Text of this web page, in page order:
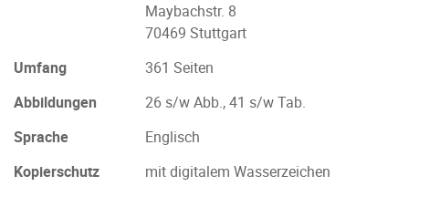
Maybachstr. 8
70469 Stuttgart
Umfang
361 Seiten
Abbildungen
26 s/w Abb., 41 s/w Tab.
Sprache
Englisch
Kopierschutz
mit digitalem Wasserzeichen